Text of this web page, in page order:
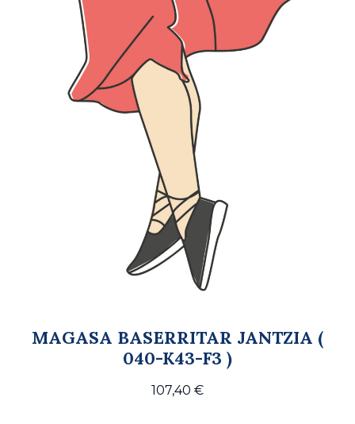
MAGASA BASERRITAR JANTZIA (
040-K43-F3 )
107,40 €